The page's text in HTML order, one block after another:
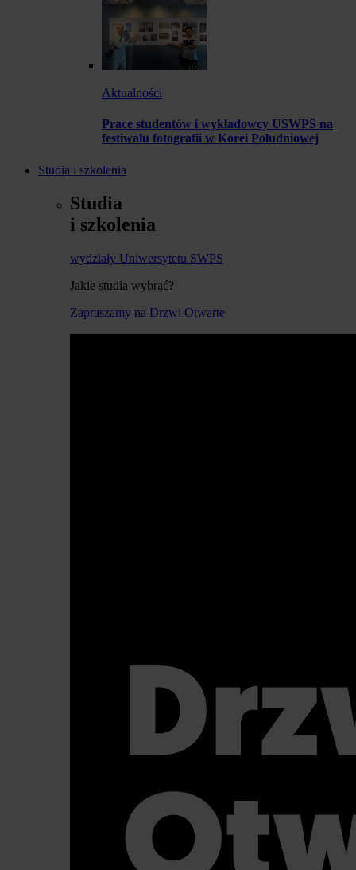
Aktualności
Prace studentów i wykładowcy USWPS na
festiwalu fotografii w Korei Południowej
Studia i szkolenia
Studia
i szkolenia
wydziały Uniwersytetu SWPS
Jakie studia wybrać?
Zapraszamy na Drzwi Otwarte